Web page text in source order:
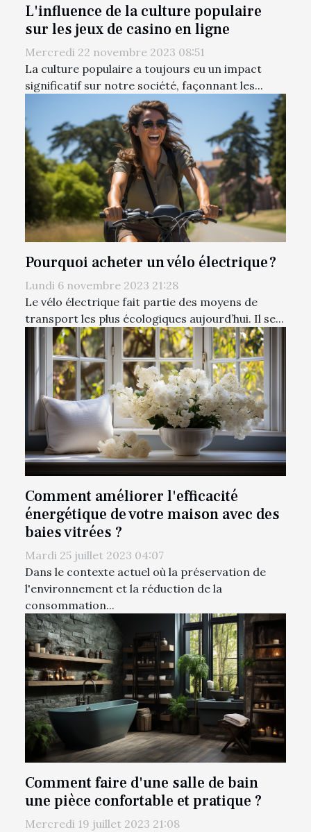
L'influence de la culture populaire
sur les jeux de casino en ligne
Mercredi 22 novembre 2023 08:51
La culture populaire a toujours eu un impact
significatif sur notre société, façonnant les...
Pourquoi acheter un vélo électrique ?
Lundi 6 novembre 2023 21:28
Le vélo électrique fait partie des moyens de
transport les plus écologiques aujourd’hui. Il se...
Comment améliorer l'efficacité
énergétique de votre maison avec des
baies vitrées ?
Mardi 25 juillet 2023 04:07
Dans le contexte actuel où la préservation de
l'environnement et la réduction de la
consommation...
Comment faire d'une salle de bain
une pièce confortable et pratique ?
Mercredi 19 juillet 2023 21:08